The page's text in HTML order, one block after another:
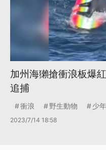
加州海獺搶衝浪板爆
追捕
衝浪 野生動物 少年
2023/7/14 18:58